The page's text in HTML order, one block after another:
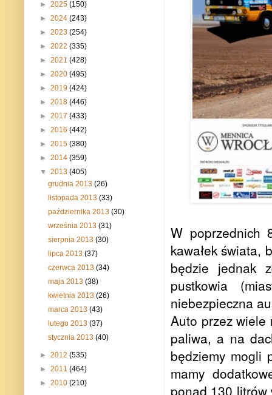
W poprzednich
kawałek świata,
będzie jednak
pustkowia
niebezpieczna
Auto przez wiele
paliwa, a na
będziemy mogli
mamy
ponad 130 litrów
► 2025 (150)
► 2024 (243)
► 2023 (254)
► 2022 (335)
► 2021 (428)
► 2020 (495)
► 2019 (424)
► 2018 (446)
► 2017 (433)
► 2016 (442)
► 2015 (380)
► 2014 (359)
▼ 2013 (405)
grudnia 2013(26)
listopada 2013(33)
października 2013(30)
września 2013(31)
sierpnia 2013(30)
lipca 2013(37)
czerwca 2013(34)
maja 2013(38)
kwietnia 2013(26)
marca 2013(43)
lutego 2013(37)
stycznia 2013(40)
► 2012 (535)
► 2011 (464)
► 2010 (210)